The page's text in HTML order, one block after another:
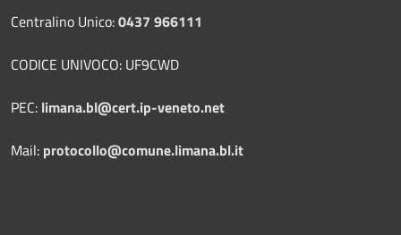
Centralino Unico:0437 966111
CODICE UNIVOCO: UF9CWD
PEC: limana.bl@cert.ip-veneto.net
Mail: protocollo@comune.limana.bl.it